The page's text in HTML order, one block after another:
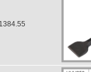
1384.55